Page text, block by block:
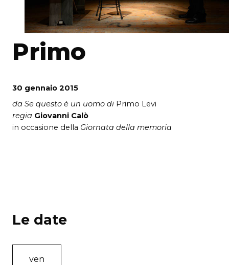
Primo
30 gennaio 2015
da Se questo è un uomo di Primo Levi
regia Giovanni Calò
in occasione della Giornata della memoria
Le date
ven